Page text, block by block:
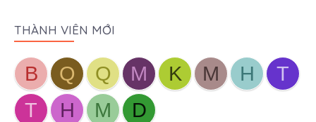
THÀNH VIÊN MỚI
B Q Q M K M H
T
T
H M D